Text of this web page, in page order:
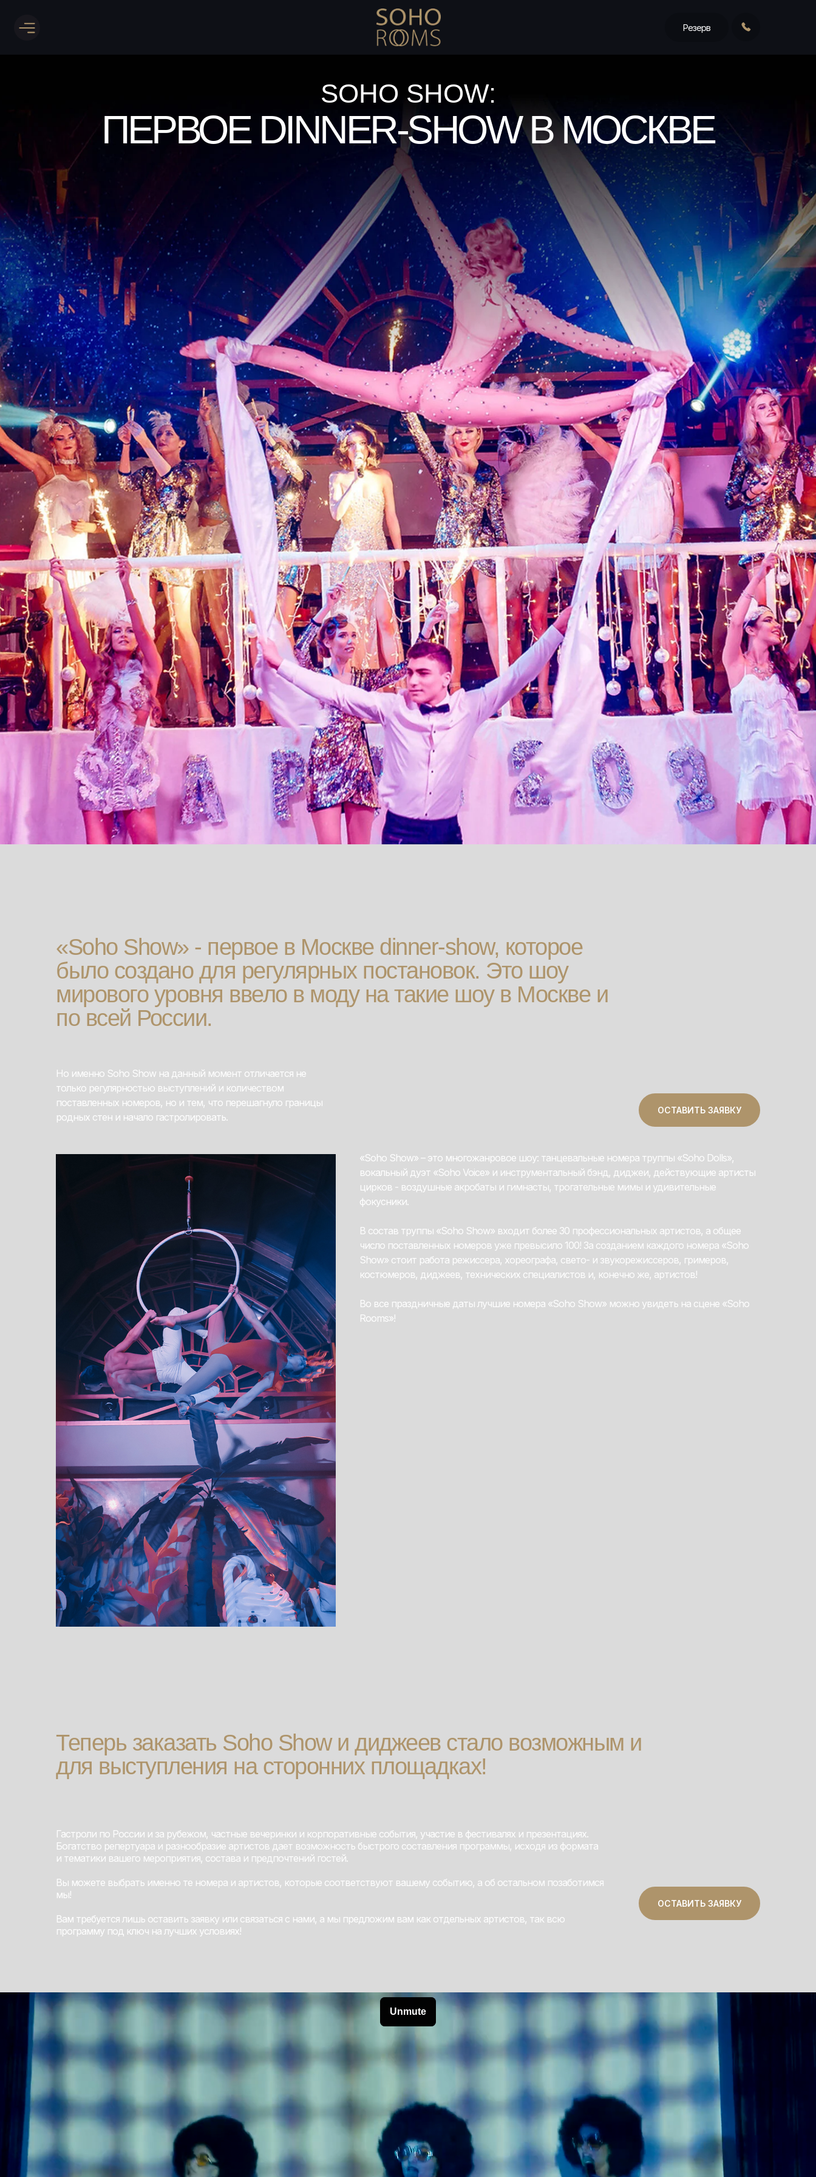
Резерв
SOHO SHOW:
ПЕРВОЕ DINNER-SHOW В МОСКВЕ
«Soho Show» - первое в Москве dinner-show, которое
было создано для регулярных постановок. Это шоу
мирового уровня ввело в моду на такие шоу в Москве и
по всей России.
Но именно Soho Show на данный момент отличается не
только регулярностью выступлений и количеством
поставленных номеров, но и тем, что перешагнуло границы
родных стен и начало гастролировать.
ОСТАВИТЬ ЗАЯВКУ
«Soho Show» – это многожанровое шоу: танцевальные номера труппы «Soho Dolls»,
вокальный дуэт «Soho Voice» и инструментальный бэнд, диджеи, действующие артисты
цирков - воздушные акробаты и гимнасты, трогательные мимы и удивительные
фокусники.
В состав труппы «Soho Show» входит более 30 профессиональных артистов, а общее
число поставленных номеров уже превысило 100! За созданием каждого номера «Soho
Show» стоит работа режиссера, хореографа, свето- и звукорежиссеров, гримеров,
костюмеров, диджеев, технических специалистов и, конечно же, артистов!
Во все праздничные даты лучшие номера «Soho Show» можно увидеть на сцене «Soho
Rooms»!
ОСТАВИТЬ ЗАЯВКУ
Теперь заказать Soho Show и диджеев стало возможным и
для выступления на сторонних площадках!
Гастроли по России и за рубежом, частные вечеринки и корпоративные события, участие в фестивалях и презентациях.
Богатство репертуара и разнообразие артистов дает возможность быстрого составления программы, исходя из формата
и тематики вашего мероприятия, состава и предпочтений гостей.
Вы можете выбрать именно те номера и артистов, которые соответствуют вашему событию, а об остальном позаботимся
мы!
Вам требуется лишь оставить заявку или связаться с нами, а мы предложим вам как отдельных артистов, так всю
программу под ключ на лучших условиях!